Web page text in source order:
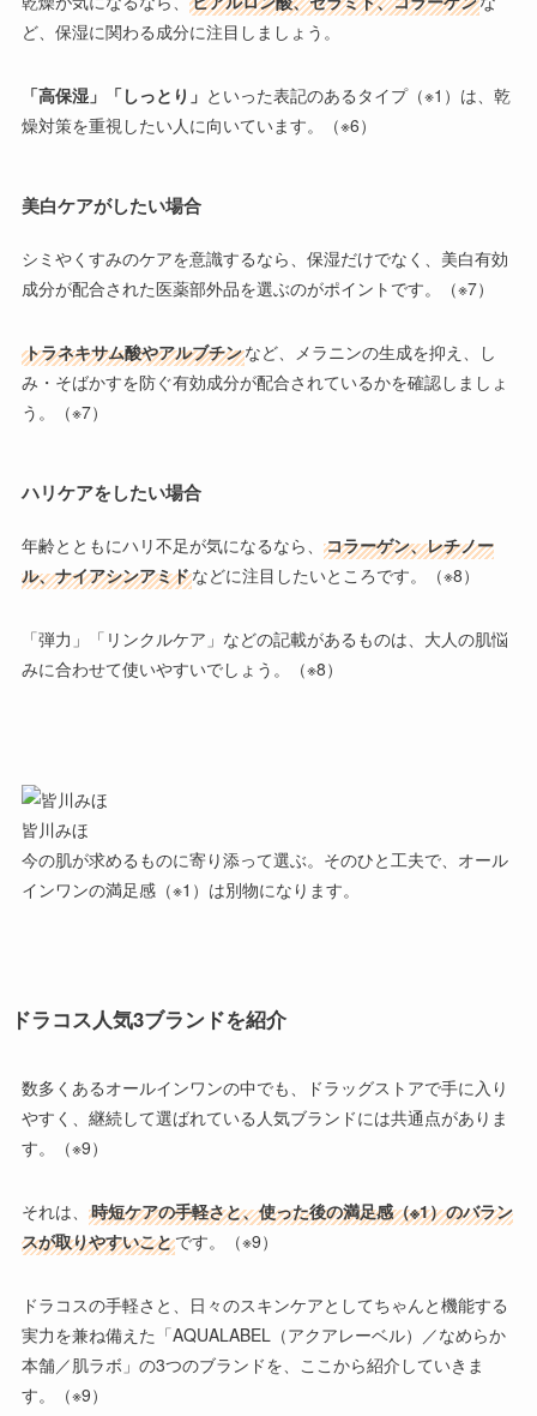
ど、保湿に関わる成分に注目しましょう。
「高保湿」「しっとり」 といった表記のあるタイプ（※1）は、乾
燥対策を重視したい人に向いています。（※6）
美白ケアがしたい場合
シミやくすみのケアを意識するなら、保湿だけでなく、 美白有効
成分が配合された医薬部外品を選ぶのがポイント です。（※7）
トラネキサム酸やアルブチンなど、メラニンの生成を抑え、し
み・そばかすを防ぐ有効成分が配合されているかを確認しましょ
う。（※7）
ハリケアをしたい場合
年齢とともにハリ不足が気になるなら、 コラーゲン、レチノー
ル、ナイアシンアミドなどに注目したいところです。（※8）
「弾力」「リンクルケア」 などの記載があるものは、大人の肌悩
みに合わせて使いやすいでしょう。（※8）
皆川みほ
今の肌が求めるものに寄り添って選ぶ。そのひと工夫で、オール
インワンの満足感（※1）は別物になります。
ドラコス人気3ブランドを紹介
数多くあるオールインワンの中でも、ドラッグストアで手に入り
やすく、継続して選ばれている人気ブランドには共通点がありま
す。（※9）
それは、 時短ケアの手軽さと、使った後の満足感（※1）のバラン
スが取りやすいことです。（※9）
ドラコスの手軽さと、日々のスキンケアとしてちゃんと機能する
実力を兼ね備えた 「AQUALABEL（アクアレーベル）／なめらか
本舗／肌ラボ」 の3つのブランドを、ここから紹介していきま
す。（※9）